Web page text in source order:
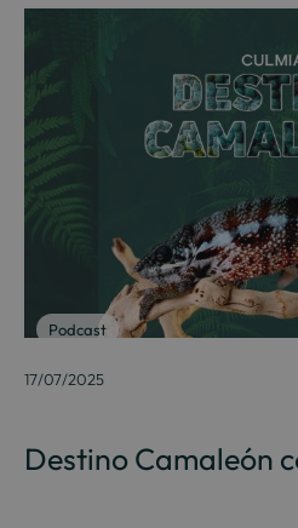
Podcast
17/07/2025
Destino Camaleón